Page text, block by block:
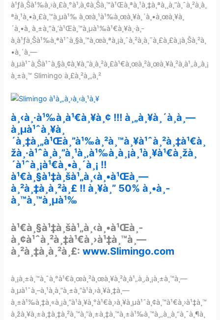
à¹ƒà¸Šà¹‰à¸›à¸£à¸°à¹‚à¸¢à¸Šà¸™à¹Œà¸ªà¸¹à¸‡à¸ªà¸¸à¸”à¸ˆà¸²à¸à¸
ªà¸¹à¸•à¸£à¸™à¸µà¹‰ à¸œà¸¹à¹‰à¸œà¸¥à¸´à¸•à¸œà¸¥à¸
´à¸•à¸ à¸±à¸“à¸‘à¹Œà¸™à¸µà¹‰à¹€à¸¥à¸·à¸­
à¸à¹ƒà¸Šà¹‰à¸ªà¹ˆà¸§à¸™à¸œà¸ªà¸¡à¸ˆà¸²à¸à¸˜à¸£à¸£à¸¡à¸Šà¸²à¸
•à¸´à¸—
à¸µà¹ˆà¸Šà¹ˆà¸§à¸¢à¸¥à¸”à¸à¸²à¸£à¹€à¸œà¸²à¸œà¸¥à¸²à¸à¹„à¸‚à¸¡
à¸±à¸™ Slimingo à¸£à¸²à¸„à¸²
à¸‹à¸·à¹‰à¸­à¹€à¸¥à¸¢ !!! à¸„à¸¥à¸´à¸à¸—
à¸µà¹ˆà¸¥à¸
´à¸‡à¸„à¹Œà¸”à¹‰à¸²à¸™à¸¥à¹ˆà¸²à¸‡à¹€à¸
žà¸·à¹ˆà¸­à¸”à¸¹à¸‚à¹‰à¸­à¸¡à¸¹à¸¥à¹€à¸žà¸
´à¹ˆà¸¡à¹€à¸•à¸´à¸¡ !!
à¹€à¸§à¹‡à¸šà¹„à¸‹à¸•à¹Œà¸—
à¸²à¸‡à¸à¸²à¸£ !! à¸¥à¸” 50% à¸•à¸­
à¸™à¸™à¸µà¹‰
à¹€à¸§à¹‡à¸šà¹„à¸‹à¸•à¹Œà¸­
à¸¢à¹ˆà¸²à¸‡à¹€à¸›à¹‡à¸™à¸—
à¸²à¸‡à¸à¸²à¸£:www.Slimingo.com
à¸¡à¸±à¸™à¸ˆà¸°à¹€à¸œà¸²à¸œà¸¥à¸²à¸à¹„à¸‚à¸¡à¸±à¸™à¸—
à¸µà¹ˆà¸–à¸¹à¸à¸”à¸±à¸”à¹à¸›à¸¥à¸‡à¸—
à¸±à¹‰à¸‡à¸«à¸¡à¸”à¹à¸¥à¸°à¹€à¸›à¸¥à¸µà¹ˆà¸¢à¸™à¹€à¸›à¹‡à¸™
à¸žà¸¥à¸±à¸‡à¸‡à¸²à¸™à¸”à¸±à¸‡à¸™à¸±à¹‰à¸™à¸„à¸¸à¸“à¸ˆà¸¶à¸